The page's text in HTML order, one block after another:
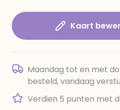
Kaart
Maandag tot en met
besteld, vandaag
Verdien 5 punten met